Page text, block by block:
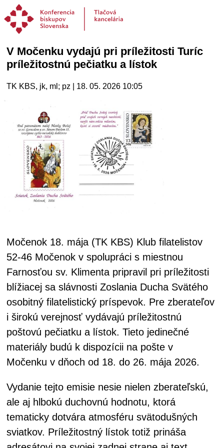
V Močenku vydajú pri príležitosti Turíc
príležitostnú pečiatku a lístok
TK KBS, jk, ml; pz | 18. 05. 2026 10:05
Močenok 18. mája (TK KBS) Klub filatelistov
52-46 Močenok v spolupráci s miestnou
Farnosťou sv. Klimenta pripravil pri príležitosti
blížiacej sa slávnosti Zoslania Ducha Svätého
osobitný filatelistický príspevok. Pre zberateľov
i širokú verejnosť vydávajú príležitostnú
poštovú pečiatku a lístok. Tieto jedinečné
materiály budú k dispozícii na pošte v
Močenku v dňoch od 18. do 26. mája 2026.
Vydanie tejto emisie nesie nielen zberateľskú,
ale aj hlbokú duchovnú hodnotu, ktorá
tematicky dotvára atmosféru svätodušných
sviatkov. Príležitostný lístok totiž prináša